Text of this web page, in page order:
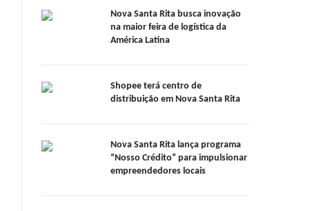
Nova Santa Rita busca inovação
na maior feira de logística da
América Latina
Shopee terá centro de
distribuição em Nova Santa Rita
Nova Santa Rita lança programa
“Nosso Crédito” para impulsionar
empreendedores locais